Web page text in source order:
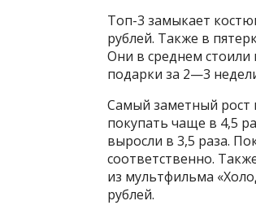
Топ-3 замыкает
рублей. Также в
Они в среднем стоили
подарки за 2—3
Самый заметный рост
покупать чаще в 4,5
выросли в 3,5 раза.
соответственно.
из мультфильма
рублей.